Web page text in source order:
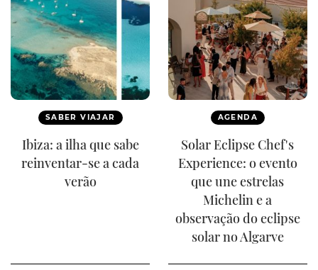
SABER VIAJAR
Ibiza: a ilha que sabe
reinventar-se a cada
verão
AGENDA
Solar Eclipse Chef's
Experience: o evento
que une estrelas
Michelin e a
observação do eclipse
solar no Algarve